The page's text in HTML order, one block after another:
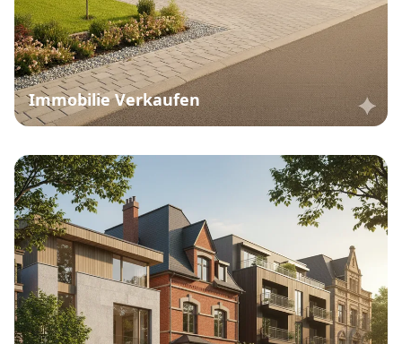
Immobilie Verkaufen